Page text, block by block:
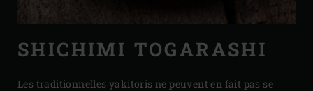
SHICHIMI TOGARASHI
Les traditionnelles yakitoris ne peuvent en fait pas se